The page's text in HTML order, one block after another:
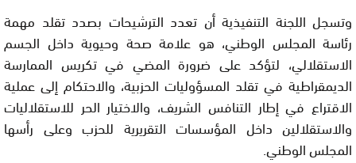
وتسجل اللجنة التنفيذية أن تعدد الترشيحات بصدد تقلد مهمة
رئاسة المجلس الوطني، هو علامة صحة وحيوية داخل الجسم
الاستقلالي، لتؤكد على ضرورة المضي في تكريس الممارسة
الديمقراطية في تقلد المسؤوليات الحزبية، والاحتكام إلى عملية
الاقتراع في إطار التنافس الشريف، والاختيار الحر للاستقلاليات
والاستقلالين داخل المؤسسات التقريرية للحزب وعلى رأسها
المجلس الوطني.